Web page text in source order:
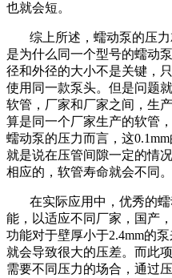
也就会短。
综上所述，蠕动泵的压
是为什么同一个型号的蠕动
径和外径的大小不是关键，
使用同一款泵头。但是问题
软管，厂家和厂家之间，生
算是同一个厂家生产的软管
蠕动泵的压力而言，这0.1mm
就是说在压管间隙一定的情
相应的，软管寿命就会不同。
在实际应用中，优秀的
能，以适应不同厂家，国产
功能对于壁厚小于2.4mm的
就会导致很大的压差。而此
需要不同压力的场合，通过